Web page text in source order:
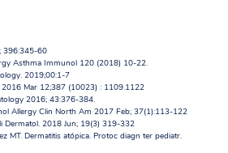
bucle-picor
396:345-60
Asthma Immunol 120 (2018) 10-22.
2019;00:1-7
2016 Mar 12;387 (10023) : 1109.1122
2016; 43:376-384.
Allergy Clin North Am 2017 Feb; 37(1):113-122
Dermatol. 2018 Jun; 19(3) 319-332
MT. Dermatitis atópica. Protoc diagn ter pediatr.